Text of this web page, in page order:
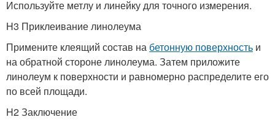
Используйте метлу и линейку для точного измерения.
H3 Приклеивание линолеума
Примените клеящий состав на бетонную поверхность и
на обратной стороне линолеума. Затем приложите
линолеум к поверхности и равномерно распределите его
по всей площади.
H2 Заключение